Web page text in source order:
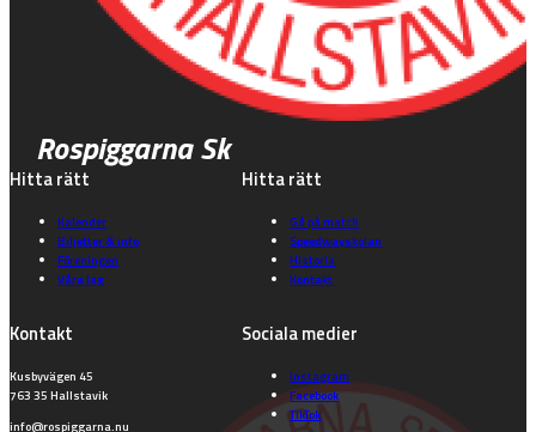
Rospiggarna Sk
Hitta rätt
Kalender
Biljetter & info
Föreningen
Våra lag
Hitta rätt
Gå på match
Speedwayskolan
Historia
Kontakt
Kontakt
Kusbyvägen 45
763 35 Hallstavik
info@rospiggarna.nu
Sociala medier
Instagram
Facebook
TikTok